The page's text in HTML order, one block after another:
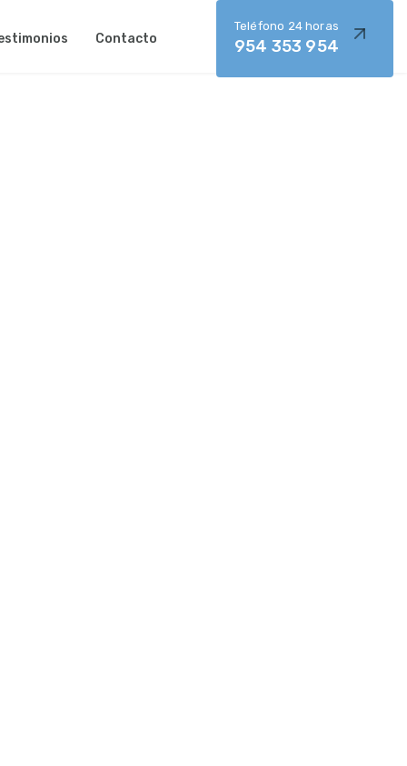
Contacto
Teléfono 24 horas
954 353 954